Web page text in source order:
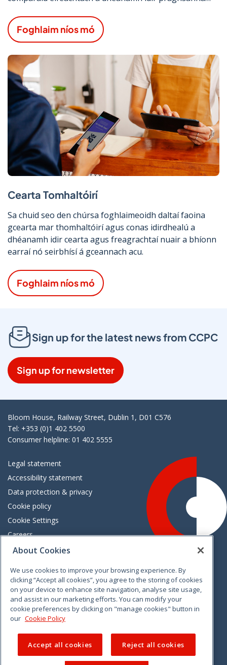
Foghlaim níos mó
Cearta Tomhaltóirí
Sa chuid seo den chúrsa foghlaimeoidh daltaí faoina
gcearta mar thomhaltóirí agus conas idirdhealú a
dhéanamh idir cearta agus freagrachtaí nuair a bhíonn
earraí nó seirbhísí á gceannach acu.
Foghlaim níos mó
Sign up for the latest news from CCPC
Sign up for newsletter
Bloom House, Railway Street, Dublin 1, D01 C576
Tel: +353 (0)1 402 5500
Consumer helpline: 01 402 5555
Legal statement
Accessibility statement
Data protection & privacy
Cookie policy
Cookie Settings
Careers
Freedom of information
VimeoLinkedinTwitterInstagramFacebook
About Cookies
We use cookies to improve your browsing experience. By
clicking “Accept all cookies”, you agree to the storing of cookies
on your device to enhance site navigation, analyse site usage,
and assist in our marketing efforts. You can modify your
cookie preferences by clicking on "manage cookies" button in
our Cookie Policy
Accept all cookies Reject all cookies